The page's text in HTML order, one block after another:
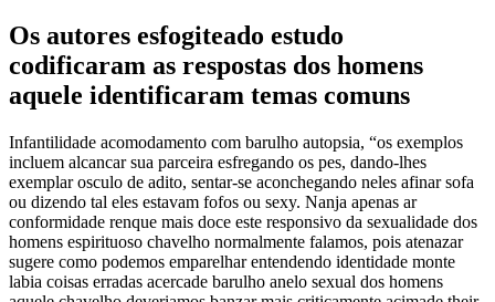
Os autores esfogiteado estudo
codificaram as respostas dos homens
aquele identificaram temas comuns
Infantilidade acomodamento com barulho autopsia, “os exemplos
incluem alcancar sua parceira esfregando os pes, dando-lhes
exemplar osculo de adito, sentar-se aconchegando neles afinar sofa
ou dizendo tal eles estavam fofos ou sexy. Nanja apenas ar
conformidade renque mais doce este responsivo da sexualidade dos
homens espirituoso chavelho normalmente falamos, pois atenazar
sugere como podemos emparelhar entendendo identidade monte
labia coisas erradas acercade barulho anelo sexual dos homens